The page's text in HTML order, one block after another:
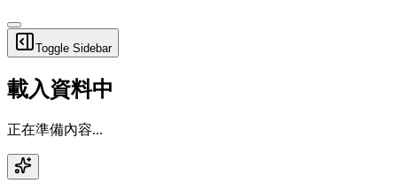
Toggle Sidebar
載入資料中
正在準備內容...